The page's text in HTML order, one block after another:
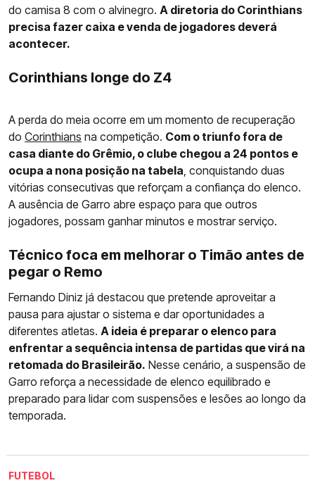
do camisa 8 com o alvinegro. A diretoria do Corinthians
precisa fazer caixa e venda de jogadores deverá
acontecer.
Corinthians longe do Z4
A perda do meia ocorre em um momento de recuperação
do Corinthians na competição. Com o triunfo fora de
casa diante do Grêmio, o clube chegou a 24 pontos e
ocupa a nona posição na tabela , conquistando duas
vitórias consecutivas que reforçam a confiança do elenco.
A ausência de Garro abre espaço para que outros
jogadores, possam ganhar minutos e mostrar serviço.
Técnico foca em melhorar o Timão antes de
pegar o Remo
Fernando Diniz já destacou que pretende aproveitar a
pausa para ajustar o sistema e dar oportunidades a
diferentes atletas. A ideia é preparar o elenco para
enfrentar a sequência intensa de partidas que virá na
retomada do Brasileirão. Nesse cenário, a suspensão de
Garro reforça a necessidade de elenco equilibrado e
preparado para lidar com suspensões e lesões ao longo da
temporada.
FUTEBOL